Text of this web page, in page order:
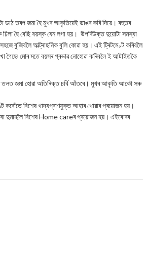
ডাঠ তৰপ জমা হৈ মুখৰ আকৃতিয়েই ডাঙৰ কৰি দিয়ে। বহুতৰ
হৈ বেছি বয়স্ক যেন লগা হয়। উপৰিউক্ত দুয়োটা সমস্যা
বুজিবলৈ আল্ট্ৰাছনিক বুলি কোৱা হয়। এই ট্ৰিটমেণ্ট কৰিবলৈ
গৈছে৷ মোৰ মতে বয়সৰ প্ৰভাৱ নোহোৱা কৰিবলৈ ই আটাইতকৈ
তলত জমা হোৱা অতিৰিক্ত চৰ্বি আঁতৰে। মুখৰ আকৃতি আকৌ সৰু
কৰোঁতে বিশেষ খাদ্যপ্ৰাণযুক্ত আহাৰ খোৱাৰ প্ৰয়োজন হয়।
বা দুমাহলৈ বিশেষ Home careৰ প্ৰয়োজন হয়। এইবোৰৰ